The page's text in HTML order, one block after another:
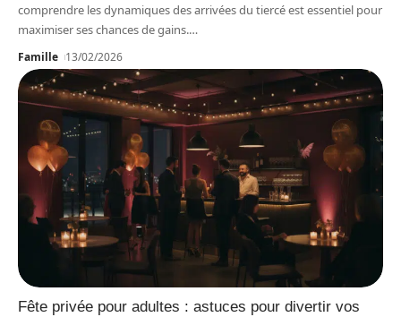
comprendre les dynamiques des arrivées du tiercé est essentiel pour
maximiser ses chances de gains.…
Famille 13/02/2026
Fête privée pour adultes : astuces pour divertir vos